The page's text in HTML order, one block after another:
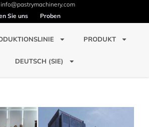
info@pastrymachinery.com
Sie uns Proben
PRODUKT
DEUTSCH (SIE)